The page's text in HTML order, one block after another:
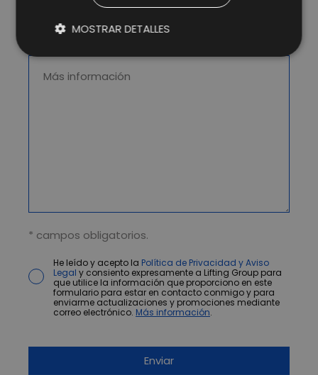
* campos obligatorios.
He leído y acepto la Política de Privacidad y Aviso
Legal y consiento expresamente a Lifting Group para
que utilice la información que proporciono en este
formulario para estar en contacto conmigo y para
enviarme actualizaciones y promociones mediante
correo electrónico. Más información.
MOSTRAR DETALLES